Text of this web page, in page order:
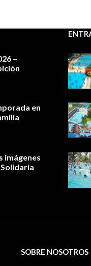
–
en
imágenes
SOBRE NOSOTROS